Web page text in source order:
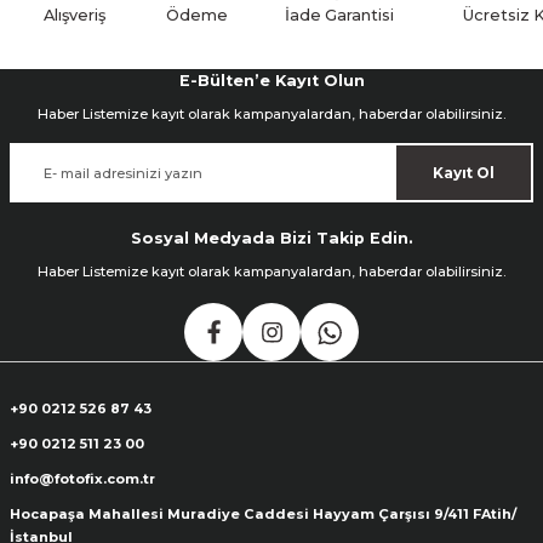
Alışveriş
Ödeme
İade Garantisi
Ücretsiz
E-Bülten’e Kayıt Olun
Haber Listemize kayıt olarak kampanyalardan, haberdar olabilirsiniz.
Kayıt Ol
Sosyal Medyada Bizi Takip Edin.
Haber Listemize kayıt olarak kampanyalardan, haberdar olabilirsiniz.
+90 0212 526 87 43
+90 0212 511 23 00
info@fotofix.com.tr
Hocapaşa Mahallesi Muradiye Caddesi Hayyam Çarşısı 9/411 FAtih/
İstanbul